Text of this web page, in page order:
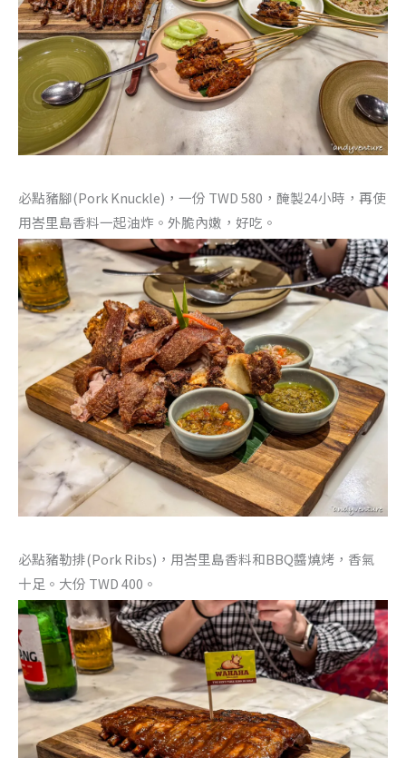
必點豬腳(Pork Knuckle)，一份 TWD 580，醃製24小時，再使
用峇里島香料一起油炸。外脆內嫩，好吃。
必點豬勒排(Pork Ribs)，用峇里島香料和BBQ醬燒烤，香氣
十足。大份 TWD 400。